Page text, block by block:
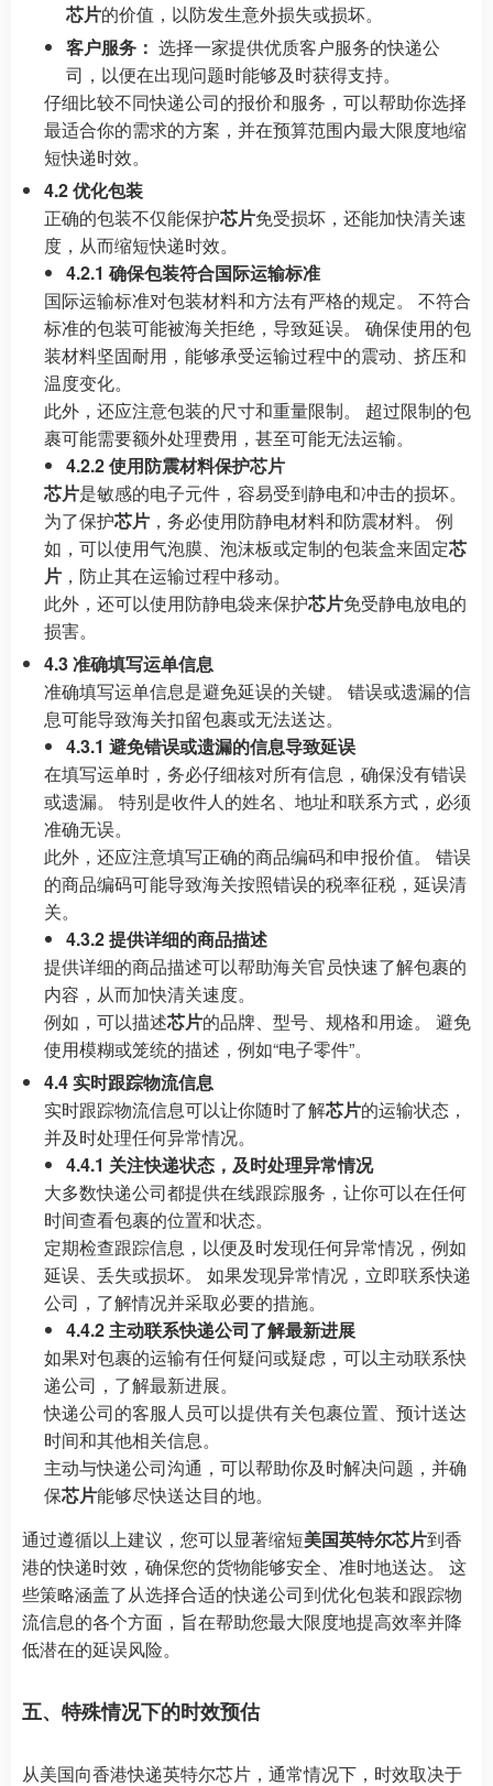
芯片的价值，以防发生意外损失或损坏。
客户服务： 选择一家提供优质客户服务的快递公
司，以便在出现问题时能够及时获得支持。
仔细比较不同快递公司的报价和服务，可以帮助你选择
最适合你的需求的方案，并在预算范围内最大限度地缩
短快递时效。
4.2 优化包装
正确的包装不仅能保护芯片免受损坏，还能加快清关速
度，从而缩短快递时效。
4.2.1 确保包装符合国际运输标准
国际运输标准对包装材料和方法有严格的规定。 不符合
标准的包装可能被海关拒绝，导致延误。 确保使用的包
装材料坚固耐用，能够承受运输过程中的震动、挤压和
温度变化。
此外，还应注意包装的尺寸和重量限制。 超过限制的包
裹可能需要额外处理费用，甚至可能无法运输。
4.2.2 使用防震材料保护芯片
芯片是敏感的电子元件，容易受到静电和冲击的损坏。
为了保护芯片 ，务必使用防静电材料和防震材料。 例
如，可以使用气泡膜、泡沫板或定制的包装盒来固定芯
片 ，防止其在运输过程中移动。
此外，还可以使用防静电袋来保护芯片免受静电放电的
损害。
4.3 准确填写运单信息
准确填写运单信息是避免延误的关键。 错误或遗漏的信
息可能导致海关扣留包裹或无法送达。
4.3.1 避免错误或遗漏的信息导致延误
在填写运单时，务必仔细核对所有信息，确保没有错误
或遗漏。 特别是收件人的姓名、地址和联系方式，必须
准确无误。
此外，还应注意填写正确的商品编码和申报价值。 错误
的商品编码可能导致海关按照错误的税率征税，延误清
关。
4.3.2 提供详细的商品描述
提供详细的商品描述可以帮助海关官员快速了解包裹的
内容，从而加快清关速度。
例如，可以描述芯片的品牌、型号、规格和用途。 避免
使用模糊或笼统的描述，例如“电子零件”。
4.4 实时跟踪物流信息
实时跟踪物流信息可以让你随时了解芯片的运输状态，
并及时处理任何异常情况。
4.4.1 关注快递状态，及时处理异常情况
大多数快递公司都提供在线跟踪服务，让你可以在任何
时间查看包裹的位置和状态。
定期检查跟踪信息，以便及时发现任何异常情况，例如
延误、丢失或损坏。 如果发现异常情况，立即联系快递
公司，了解情况并采取必要的措施。
4.4.2 主动联系快递公司了解最新进展
如果对包裹的运输有任何疑问或疑虑，可以主动联系快
递公司，了解最新进展。
快递公司的客服人员可以提供有关包裹位置、预计送达
时间和其他相关信息。
主动与快递公司沟通，可以帮助你及时解决问题，并确
保芯片能够尽快送达目的地。
通过遵循以上建议，您可以显著缩短美国英特尔芯片到香
港的快递时效，确保您的货物能够安全、准时地送达。 这
些策略涵盖了从选择合适的快递公司到优化包装和跟踪物
流信息的各个方面，旨在帮助您最大限度地提高效率并降
低潜在的延误风险。
五、特殊情况下的时效预估
从美国向香港快递英特尔芯片，通常情况下，时效取决于